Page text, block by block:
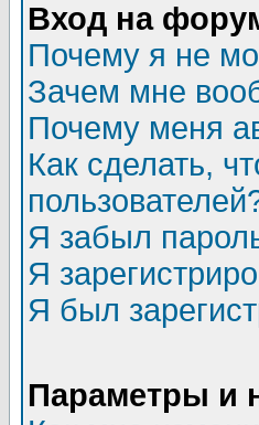
Вход на
Почему я не
Зачем мне
Почему меня
Как сделать,
Я забыл
Я
Я был
Параметры и